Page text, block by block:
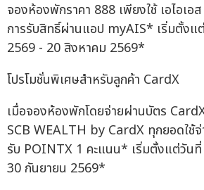
จองห้องพักราคา 888 เพียงใช้ เอไอเอ
การรับสิทธิ์ผ่านแอป myAIS* เริ่มตั้ง
2569 - 20 สิงหาคม 2569*
โปรโมชั่นพิเศษสำหรับลูกค้า CardX
เมื่อจองห้องพักโดยจ่ายผ่านบัตร
SCB WEALTH by CardX ทุกยอดใช้
รับ POINTX 1 คะแนน* เริ่มตั้งแต่วัน
30 กันยายน 2569*